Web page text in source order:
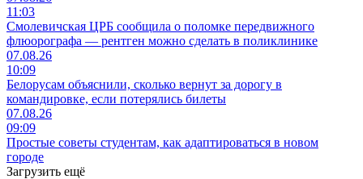
11:03
Смолевичская ЦРБ сообщила о поломке передвижного
флюорографа — рентген можно сделать в поликлинике
07.08.26
10:09
Белорусам объяснили, сколько вернут за дорогу в
командировке, если потерялись билеты
07.08.26
09:09
Простые советы студентам, как адаптироваться в новом
городе
Загрузить ещё